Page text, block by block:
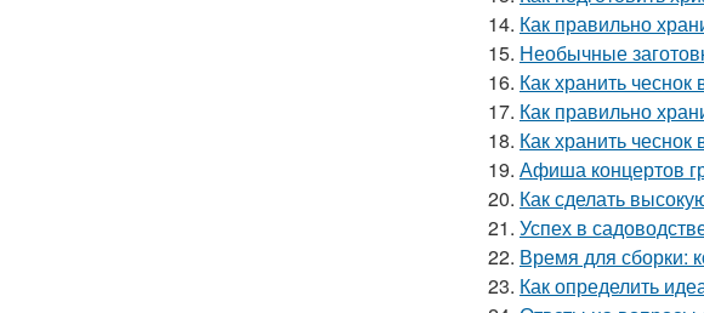
14. Как правильно
15. Необычные
16. Как хранить
17. Как правильно
18. Как хранить
19. Афиша концертов
20. Как сделать
21. Успех в
22. Время для сборки:
23. Как определить